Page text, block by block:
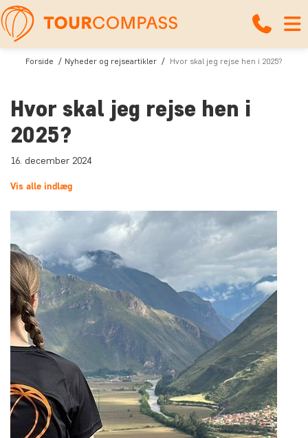
Forside Nyheder og rejseartikler Hvor skal jeg rejse hen i 2025?
Hvor skal jeg rejse hen i
2025?
16. december 2024
Vis alle indlæg